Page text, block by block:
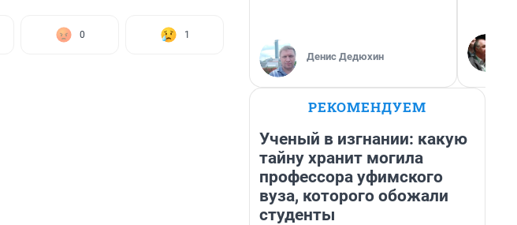
0 1
Денис Дедюхин
РЕКОМЕНДУЕМ
Ученый в изгнании: какую
тайну хранит могила
профессора уфимского
вуза, которого обожали
студенты